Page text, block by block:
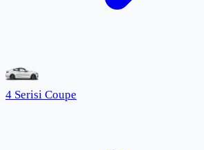
4 Serisi Coupe